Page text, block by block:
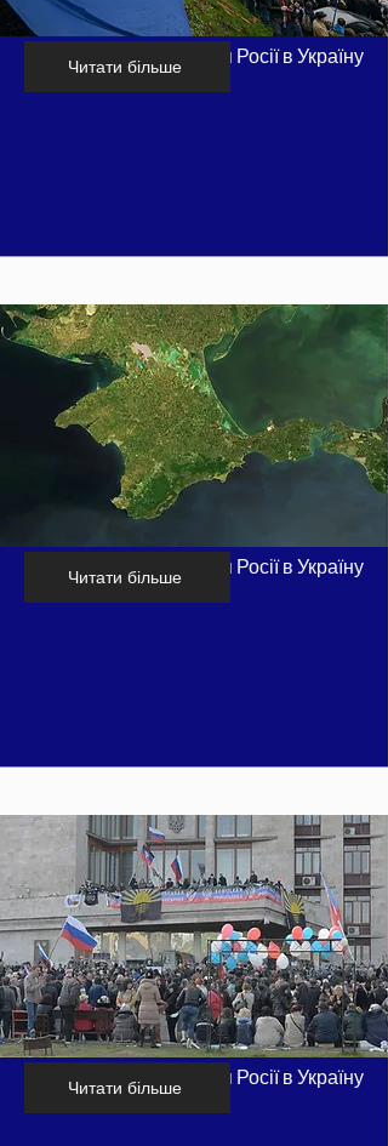
Хронологія вторгнення Росії в Україну
Читати більше
Хронологія вторгнення Росії в Україну
Читати більше
Хронологія вторгнення Росії в Україну
Читати більше